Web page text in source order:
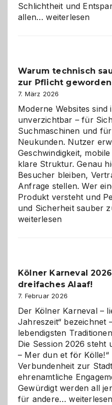
Schlichtheit und
allen…Sudoku
den
Logikrätseln
weiterlesen
Warum technisch
zur Pflicht
7. März 2026
Moderne Websites sind
unverzichtbar – für
Suchmaschinen und
Neukunden. Nutzer
Geschwindigkeit,
klare Struktur. Genau
Besucher bleiben,
Anfrage stellen. Wer
Produkt versteht und
und Sicherheit sauber
weiterlesen
Kölner Karneval
dreifaches Alaaf!
7. Februar 2026
Der Kölner Karneval –
Jahreszeit“ bezeichnet
lebendigsten
Die Session 2026 steht
– Mer dun et för
Verbundenheit zur
ehrenamtliche
Gewürdigt werden all
für andere…Kölner
weiterlesen